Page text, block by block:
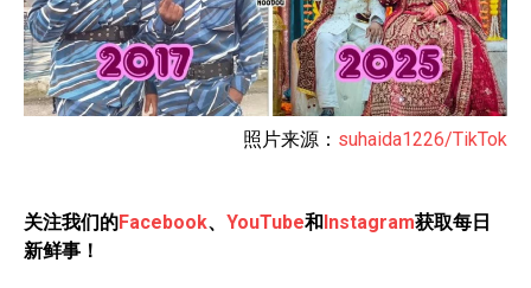
照片来源： suhaida1226/TikTok
关注我们的Facebook、 YouTube和Instagram获取每日
新鲜事！